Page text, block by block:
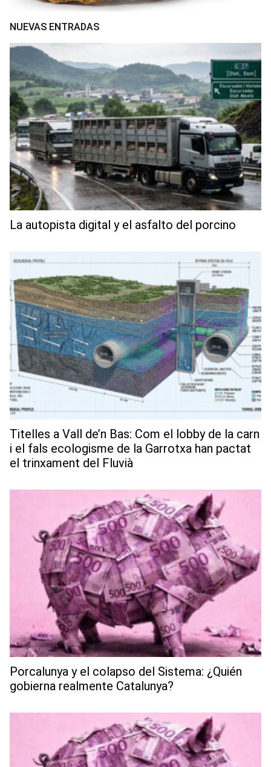
NUEVAS ENTRADAS
La autopista digital y el asfalto del porcino
Titelles a Vall de’n Bas: Com el lobby de la carn
i el fals ecologisme de la Garrotxa han pactat
el trinxament del Fluvià
Porcalunya y el colapso del Sistema: ¿Quién
gobierna realmente Catalunya?